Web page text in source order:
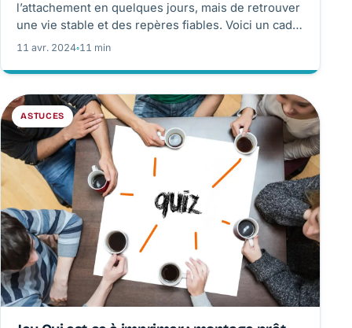
l’attachement en quelques jours, mais de retrouver
une vie stable et des repères fiables. Voici un cadre
concret pour traverser le choc, limiter les décisions
brusquer.
11 avr. 2024◦11 min
ASTUCES